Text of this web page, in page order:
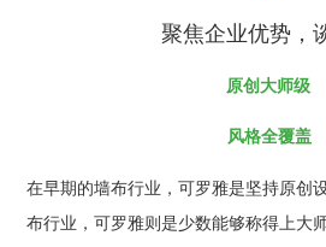
聚焦企业优势，
原创大师级
风格全覆盖
在早期的墙布行业，可罗雅是坚持原创
布行业，可罗雅则是少数能够称得上大